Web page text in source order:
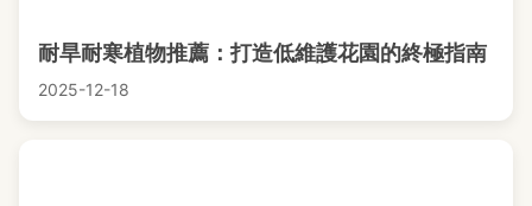
耐旱耐寒植物推薦：打造低維護花園的終極指南
2025-12-18